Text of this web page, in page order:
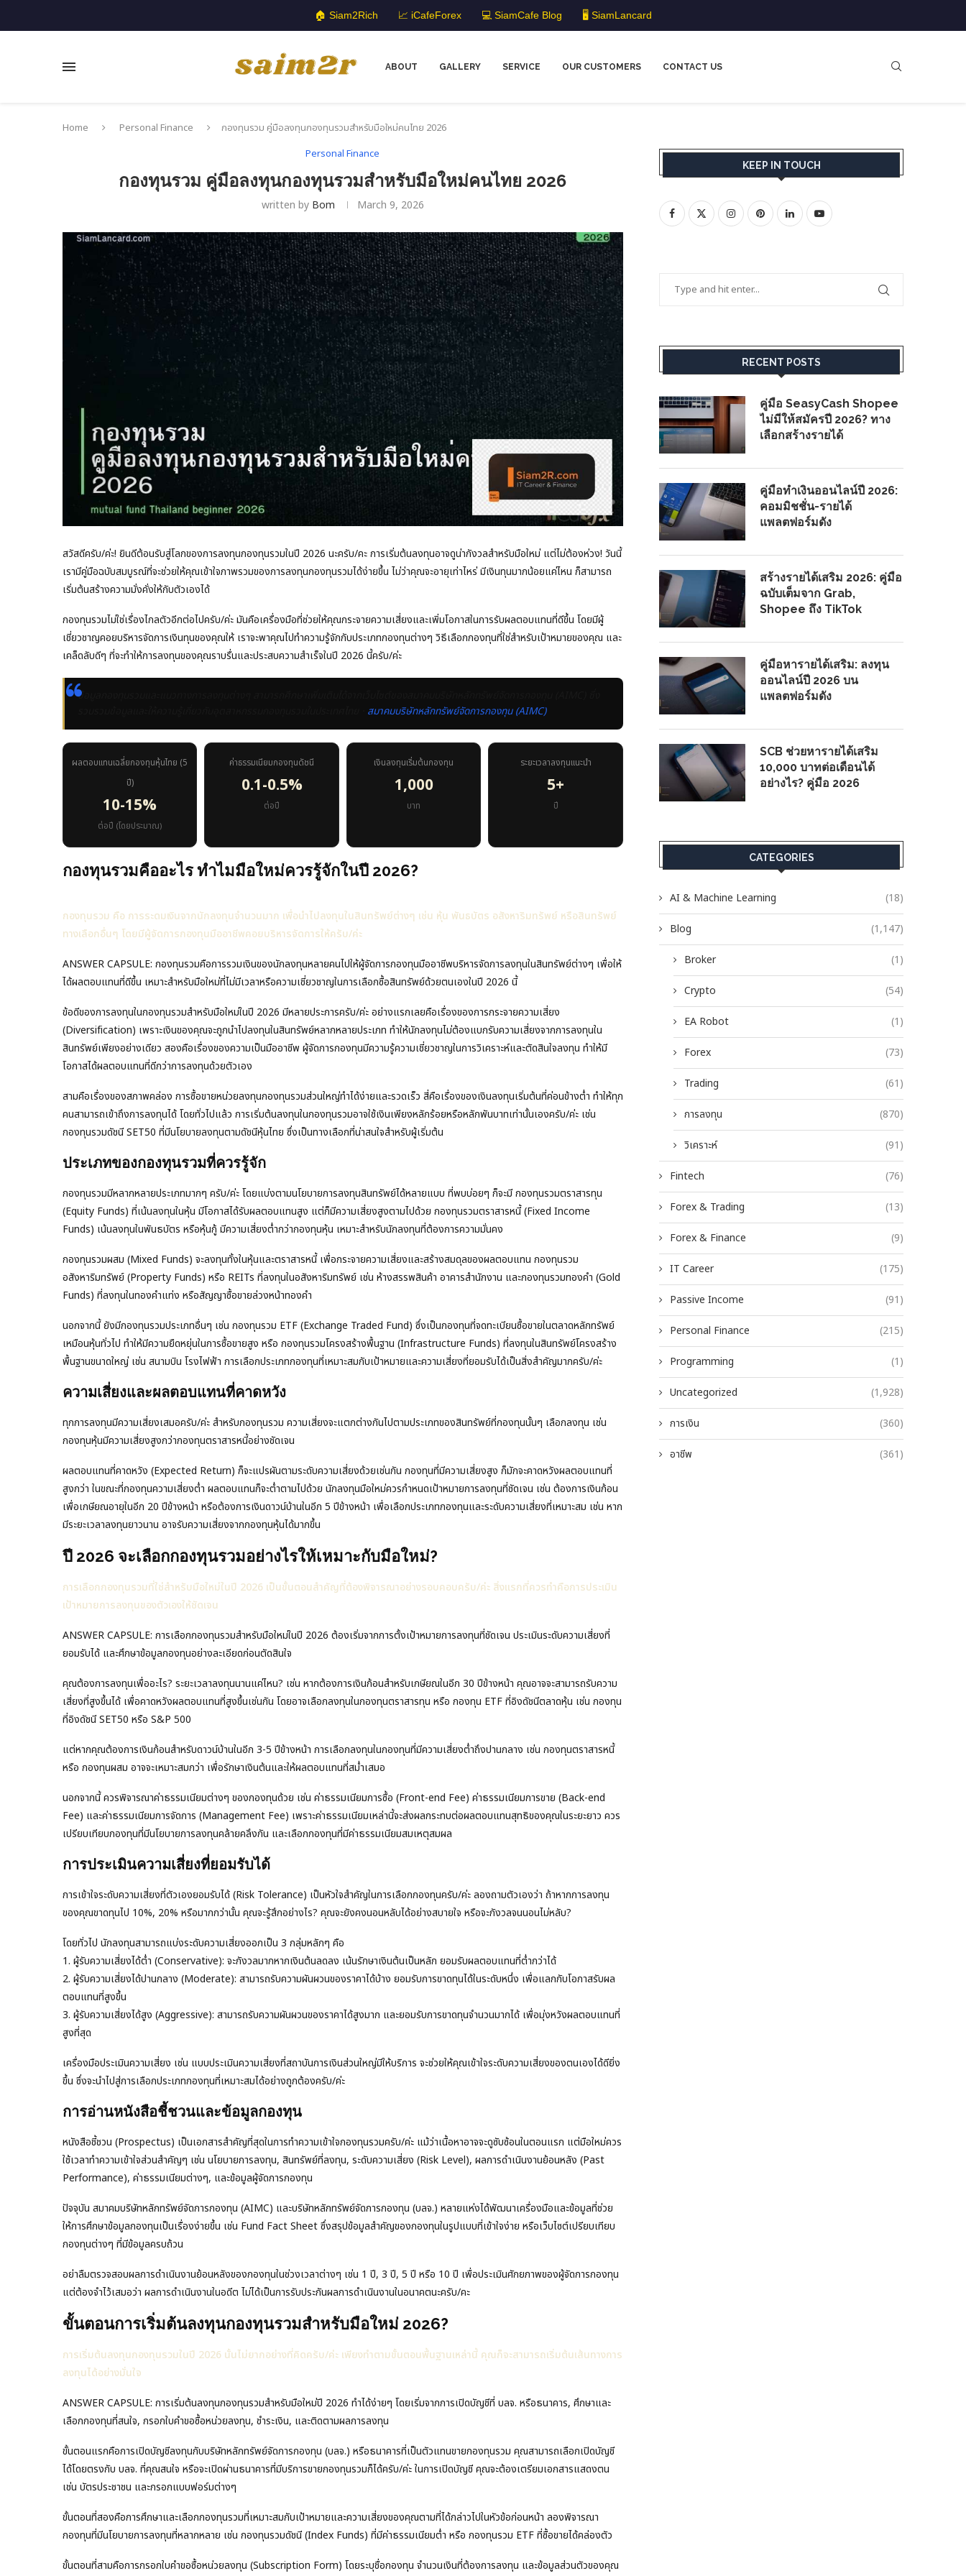
🏠 Siam2Rich 📈 iCafeForex 💻 SiamCafe Blog 🖥️ SiamLancard
ABOUT GALLERY SERVICE OUR CUSTOMERS CONTACT US
Home Personal Finance
กองทุนรวม คู่มือลงทุนกองทุนรวมสำหรับมือใหม่คนไทย 2026
Personal Finance
กองทุนรวม คู่มือลงทุนกองทุนรวมสำหรับมือใหม่คนไทย 2026
written by Bom March 9, 2026
สวัสดีครับ/ค่ะ! ยินดีต้อนรับสู่โลกของการลงทุนกองทุนรวมในปี 2026 นะครับ/คะ การเริ่มต้นลงทุนอาจดูน่ากังวลสำหรับมือใหม่ แต่ไม่ต้องห่วง! วันนี้
เรามีคู่มือฉบับสมบูรณ์ที่จะช่วยให้คุณเข้าใจภาพรวมของการลงทุนกองทุนรวมได้ง่ายขึ้น ไม่ว่าคุณจะอายุเท่าไหร่ มีเงินทุนมากน้อยแค่ไหน ก็สามารถ
เริ่มต้นสร้างความมั่งคั่งให้กับตัวเองได้
กองทุนรวมไม่ใช่เรื่องไกลตัวอีกต่อไปครับ/ค่ะ มันคือเครื่องมือที่ช่วยให้คุณกระจายความเสี่ยงและเพิ่มโอกาสในการรับผลตอบแทนที่ดีขึ้น โดยมีผู้
เชี่ยวชาญคอยบริหารจัดการเงินทุนของคุณให้ เราจะพาคุณไปทำความรู้จักกับประเภทกองทุนต่างๆ วิธีเลือกกองทุนที่ใช่สำหรับเป้าหมายของคุณ และ
เคล็ดลับดีๆ ที่จะทำให้การลงทุนของคุณราบรื่นและประสบความสำเร็จในปี 2026 นี้ครับ/ค่ะ
ข้อมูลกองทุนรวมและแนวทางการลงทุนต่างๆ สามารถศึกษาเพิ่มเติมได้จากเว็บไซต์ของสมาคมบริษัทหลักทรัพย์จัดการกองทุน (AIMC) ซึ่ง
สมาคมบริษัทหลักทรัพย์จัดการกองทุน (AIMC)
ผลตอบแทนเฉลี่ยกองทุนหุ้นไทย (5
ปี)
10-15%
ต่อปี (โดยประมาณ)
ค่าธรรมเนียมกองทุนดัชนี
0.1-0.5%
ต่อปี
เงินลงทุนเริ่มต้นกองทุน
1,000
บาท
ระยะเวลาลงทุนแนะนำ
5+
ปี
กองทุนรวมคืออะไร ทำไมมือใหม่ควรรู้จักในปี 2026?
กองทุนรวม คือ การระดมเงินจากนักลงทุนจำนวนมาก เพื่อนำไปลงทุนในสินทรัพย์ต่างๆ เช่น หุ้น พันธบัตร อสังหาริมทรัพย์ หรือสินทรัพย์
ทางเลือกอื่นๆ โดยมีผู้จัดการกองทุนมืออาชีพคอยบริหารจัดการให้ครับ/ค่ะ
ANSWER CAPSULE: กองทุนรวมคือการรวมเงินของนักลงทุนหลายคนไปให้ผู้จัดการกองทุนมืออาชีพบริหารจัดการลงทุนในสินทรัพย์ต่างๆ เพื่อให้
ได้ผลตอบแทนที่ดีขึ้น เหมาะสำหรับมือใหม่ที่ไม่มีเวลาหรือความเชี่ยวชาญในการเลือกซื้อสินทรัพย์ด้วยตนเองในปี 2026 นี้
ข้อดีของการลงทุนในกองทุนรวมสำหรับมือใหม่ในปี 2026 มีหลายประการครับ/ค่ะ อย่างแรกเลยคือเรื่องของการกระจายความเสี่ยง
(Diversification) เพราะเงินของคุณจะถูกนำไปลงทุนในสินทรัพย์หลากหลายประเภท ทำให้นักลงทุนไม่ต้องแบกรับความเสี่ยงจากการลงทุนใน
สินทรัพย์เพียงอย่างเดียว สองคือเรื่องของความเป็นมืออาชีพ ผู้จัดการกองทุนมีความรู้ความเชี่ยวชาญในการวิเคราะห์และตัดสินใจลงทุน ทำให้มี
โอกาสได้ผลตอบแทนที่ดีกว่าการลงทุนด้วยตัวเอง
สามคือเรื่องของสภาพคล่อง การซื้อขายหน่วยลงทุนกองทุนรวมส่วนใหญ่ทำได้ง่ายและรวดเร็ว สี่คือเรื่องของเงินลงทุนเริ่มต้นที่ค่อนข้างต่ำ ทำให้ทุก
คนสามารถเข้าถึงการลงทุนได้ โดยทั่วไปแล้ว การเริ่มต้นลงทุนในกองทุนรวมอาจใช้เงินเพียงหลักร้อยหรือหลักพันบาทเท่านั้นเองครับ/ค่ะ เช่น
กองทุนรวมดัชนี SET50 ที่มีนโยบายลงทุนตามดัชนีหุ้นไทย ซึ่งเป็นทางเลือกที่น่าสนใจสำหรับผู้เริ่มต้น
ประเภทของกองทุนรวมที่ควรรู้จัก
กองทุนรวมมีหลากหลายประเภทมากๆ ครับ/ค่ะ โดยแบ่งตามนโยบายการลงทุนสินทรัพย์ได้หลายแบบ ที่พบบ่อยๆ ก็จะมี กองทุนรวมตราสารทุน
(Equity Funds) ที่เน้นลงทุนในหุ้น มีโอกาสได้รับผลตอบแทนสูง แต่ก็มีความเสี่ยงสูงตามไปด้วย กองทุนรวมตราสารหนี้ (Fixed Income
Funds) เน้นลงทุนในพันธบัตร หรือหุ้นกู้ มีความเสี่ยงต่ำกว่ากองทุนหุ้น เหมาะสำหรับนักลงทุนที่ต้องการความมั่นคง
กองทุนรวมผสม (Mixed Funds) จะลงทุนทั้งในหุ้นและตราสารหนี้ เพื่อกระจายความเสี่ยงและสร้างสมดุลของผลตอบแทน กองทุนรวม
อสังหาริมทรัพย์ (Property Funds) หรือ REITs ที่ลงทุนในอสังหาริมทรัพย์ เช่น ห้างสรรพสินค้า อาคารสำนักงาน และกองทุนรวมทองคำ (Gold
Funds) ที่ลงทุนในทองคำแท่ง หรือสัญญาซื้อขายล่วงหน้าทองคำ
นอกจากนี้ ยังมีกองทุนรวมประเภทอื่นๆ เช่น กองทุนรวม ETF (Exchange Traded Fund) ซึ่งเป็นกองทุนที่จดทะเบียนซื้อขายในตลาดหลักทรัพย์
เหมือนหุ้นทั่วไป ทำให้มีความยืดหยุ่นในการซื้อขายสูง หรือ กองทุนรวมโครงสร้างพื้นฐาน (Infrastructure Funds) ที่ลงทุนในสินทรัพย์โครงสร้าง
พื้นฐานขนาดใหญ่ เช่น สนามบิน โรงไฟฟ้า การเลือกประเภทกองทุนที่เหมาะสมกับเป้าหมายและความเสี่ยงที่ยอมรับได้เป็นสิ่งสำคัญมากครับ/ค่ะ
ความเสี่ยงและผลตอบแทนที่คาดหวัง
ทุกการลงทุนมีความเสี่ยงเสมอครับ/ค่ะ สำหรับกองทุนรวม ความเสี่ยงจะแตกต่างกันไปตามประเภทของสินทรัพย์ที่กองทุนนั้นๆ เลือกลงทุน เช่น
กองทุนหุ้นมีความเสี่ยงสูงกว่ากองทุนตราสารหนี้อย่างชัดเจน
ผลตอบแทนที่คาดหวัง (Expected Return) ก็จะแปรผันตามระดับความเสี่ยงด้วยเช่นกัน กองทุนที่มีความเสี่ยงสูง ก็มักจะคาดหวังผลตอบแทนที่
สูงกว่า ในขณะที่กองทุนความเสี่ยงต่ำ ผลตอบแทนก็จะต่ำตามไปด้วย นักลงทุนมือใหม่ควรกำหนดเป้าหมายการลงทุนที่ชัดเจน เช่น ต้องการเงินก้อน
เพื่อเกษียณอายุในอีก 20 ปีข้างหน้า หรือต้องการเงินดาวน์บ้านในอีก 5 ปีข้างหน้า เพื่อเลือกประเภทกองทุนและระดับความเสี่ยงที่เหมาะสม เช่น หาก
มีระยะเวลาลงทุนยาวนาน อาจรับความเสี่ยงจากกองทุนหุ้นได้มากขึ้น
ปี 2026 จะเลือกกองทุนรวมอย่างไรให้เหมาะกับมือใหม่?
การเลือกกองทุนรวมที่ใช่สำหรับมือใหม่ในปี 2026 เป็นขั้นตอนสำคัญที่ต้องพิจารณาอย่างรอบคอบครับ/ค่ะ สิ่งแรกที่ควรทำคือการประเมิน
เป้าหมายการลงทุนของตัวเองให้ชัดเจน
ANSWER CAPSULE: การเลือกกองทุนรวมสำหรับมือใหม่ในปี 2026 ต้องเริ่มจากการตั้งเป้าหมายการลงทุนที่ชัดเจน ประเมินระดับความเสี่ยงที่
ยอมรับได้ และศึกษาข้อมูลกองทุนอย่างละเอียดก่อนตัดสินใจ
คุณต้องการลงทุนเพื่ออะไร? ระยะเวลาลงทุนนานแค่ไหน? เช่น หากต้องการเงินก้อนสำหรับเกษียณในอีก 30 ปีข้างหน้า คุณอาจจะสามารถรับความ
เสี่ยงที่สูงขึ้นได้ เพื่อคาดหวังผลตอบแทนที่สูงขึ้นเช่นกัน โดยอาจเลือกลงทุนในกองทุนตราสารทุน หรือ กองทุน ETF ที่อิงดัชนีตลาดหุ้น เช่น กองทุน
ที่อิงดัชนี SET50 หรือ S&P 500
แต่หากคุณต้องการเงินก้อนสำหรับดาวน์บ้านในอีก 3-5 ปีข้างหน้า การเลือกลงทุนในกองทุนที่มีความเสี่ยงต่ำถึงปานกลาง เช่น กองทุนตราสารหนี้
หรือ กองทุนผสม อาจจะเหมาะสมกว่า เพื่อรักษาเงินต้นและให้ผลตอบแทนที่สม่ำเสมอ
นอกจากนี้ ควรพิจารณาค่าธรรมเนียมต่างๆ ของกองทุนด้วย เช่น ค่าธรรมเนียมการซื้อ (Front-end Fee) ค่าธรรมเนียมการขาย (Back-end
Fee) และค่าธรรมเนียมการจัดการ (Management Fee) เพราะค่าธรรมเนียมเหล่านี้จะส่งผลกระทบต่อผลตอบแทนสุทธิของคุณในระยะยาว ควร
เปรียบเทียบกองทุนที่มีนโยบายการลงทุนคล้ายคลึงกัน และเลือกกองทุนที่มีค่าธรรมเนียมสมเหตุสมผล
การประเมินความเสี่ยงที่ยอมรับได้
การเข้าใจระดับความเสี่ยงที่ตัวเองยอมรับได้ (Risk Tolerance) เป็นหัวใจสำคัญในการเลือกกองทุนครับ/ค่ะ ลองถามตัวเองว่า ถ้าหากการลงทุน
ของคุณขาดทุนไป 10%, 20% หรือมากกว่านั้น คุณจะรู้สึกอย่างไร? คุณจะยังคงนอนหลับได้อย่างสบายใจ หรือจะกังวลจนนอนไม่หลับ?
โดยทั่วไป นักลงทุนสามารถแบ่งระดับความเสี่ยงออกเป็น 3 กลุ่มหลักๆ คือ
1. ผู้รับความเสี่ยงได้ต่ำ (Conservative): จะกังวลมากหากเงินต้นลดลง เน้นรักษาเงินต้นเป็นหลัก ยอมรับผลตอบแทนที่ต่ำกว่าได้
2. ผู้รับความเสี่ยงได้ปานกลาง (Moderate): สามารถรับความผันผวนของราคาได้บ้าง ยอมรับการขาดทุนได้ในระดับหนึ่ง เพื่อแลกกับโอกาสรับผล
ตอบแทนที่สูงขึ้น
3. ผู้รับความเสี่ยงได้สูง (Aggressive): สามารถรับความผันผวนของราคาได้สูงมาก และยอมรับการขาดทุนจำนวนมากได้ เพื่อมุ่งหวังผลตอบแทนที่
สูงที่สุด
เครื่องมือประเมินความเสี่ยง เช่น แบบประเมินความเสี่ยงที่สถาบันการเงินส่วนใหญ่มีให้บริการ จะช่วยให้คุณเข้าใจระดับความเสี่ยงของตนเองได้ดียิ่ง
ขึ้น ซึ่งจะนำไปสู่การเลือกประเภทกองทุนที่เหมาะสมได้อย่างถูกต้องครับ/ค่ะ
การอ่านหนังสือชี้ชวนและข้อมูลกองทุน
หนังสือชี้ชวน (Prospectus) เป็นเอกสารสำคัญที่สุดในการทำความเข้าใจกองทุนรวมครับ/ค่ะ แม้ว่าเนื้อหาอาจจะดูซับซ้อนในตอนแรก แต่มือใหม่ควร
ใช้เวลาทำความเข้าใจส่วนสำคัญๆ เช่น นโยบายการลงทุน, สินทรัพย์ที่ลงทุน, ระดับความเสี่ยง (Risk Level), ผลการดำเนินงานย้อนหลัง (Past
Performance), ค่าธรรมเนียมต่างๆ, และข้อมูลผู้จัดการกองทุน
ปัจจุบัน สมาคมบริษัทหลักทรัพย์จัดการกองทุน (AIMC) และบริษัทหลักทรัพย์จัดการกองทุน (บลจ.) หลายแห่งได้พัฒนาเครื่องมือและข้อมูลที่ช่วย
ให้การศึกษาข้อมูลกองทุนเป็นเรื่องง่ายขึ้น เช่น Fund Fact Sheet ซึ่งสรุปข้อมูลสำคัญของกองทุนในรูปแบบที่เข้าใจง่าย หรือเว็บไซต์เปรียบเทียบ
กองทุนต่างๆ ที่มีข้อมูลครบถ้วน
อย่าลืมตรวจสอบผลการดำเนินงานย้อนหลังของกองทุนในช่วงเวลาต่างๆ เช่น 1 ปี, 3 ปี, 5 ปี หรือ 10 ปี เพื่อประเมินศักยภาพของผู้จัดการกองทุน
แต่ต้องจำไว้เสมอว่า ผลการดำเนินงานในอดีต ไม่ได้เป็นการรับประกันผลการดำเนินงานในอนาคตนะครับ/คะ
ขั้นตอนการเริ่มต้นลงทุนกองทุนรวมสำหรับมือใหม่ 2026?
การเริ่มต้นลงทุนกองทุนรวมในปี 2026 นั้นไม่ยากอย่างที่คิดครับ/ค่ะ เพียงทำตามขั้นตอนพื้นฐานเหล่านี้ คุณก็จะสามารถเริ่มต้นเส้นทางการ
ลงทุนได้อย่างมั่นใจ
ANSWER CAPSULE: การเริ่มต้นลงทุนกองทุนรวมสำหรับมือใหม่ปี 2026 ทำได้ง่ายๆ โดยเริ่มจากการเปิดบัญชีที่ บลจ. หรือธนาคาร, ศึกษาและ
เลือกกองทุนที่สนใจ, กรอกใบคำขอซื้อหน่วยลงทุน, ชำระเงิน, และติดตามผลการลงทุน
ขั้นตอนแรกคือการเปิดบัญชีลงทุนกับบริษัทหลักทรัพย์จัดการกองทุน (บลจ.) หรือธนาคารที่เป็นตัวแทนขายกองทุนรวม คุณสามารถเลือกเปิดบัญชี
ได้โดยตรงกับ บลจ. ที่คุณสนใจ หรือจะเปิดผ่านธนาคารที่มีบริการขายกองทุนรวมก็ได้ครับ/ค่ะ ในการเปิดบัญชี คุณจะต้องเตรียมเอกสารแสดงตน
เช่น บัตรประชาชน และกรอกแบบฟอร์มต่างๆ
ขั้นตอนที่สองคือการศึกษาและเลือกกองทุนรวมที่เหมาะสมกับเป้าหมายและความเสี่ยงของคุณตามที่ได้กล่าวไปในหัวข้อก่อนหน้า ลองพิจารณา
กองทุนที่มีนโยบายการลงทุนที่หลากหลาย เช่น กองทุนรวมดัชนี (Index Funds) ที่มีค่าธรรมเนียมต่ำ หรือ กองทุนรวม ETF ที่ซื้อขายได้คล่องตัว
ขั้นตอนที่สามคือการกรอกใบคำขอซื้อหน่วยลงทุน (Subscription Form) โดยระบุชื่อกองทุน จำนวนเงินที่ต้องการลงทุน และข้อมูลส่วนตัวของคุณ
KEEP IN TOUCH
RECENT POSTS
คู่มือ SeasyCash Shopee
ไม่มีให้สมัครปี 2026? ทาง
เลือกสร้างรายได้
คู่มือทำเงินออนไลน์ปี 2026:
คอมมิชชั่น-รายได้
แพลตฟอร์มดัง
สร้างรายได้เสริม 2026: คู่มือ
ฉบับเต็มจาก Grab,
Shopee ถึง TikTok
คู่มือหารายได้เสริม: ลงทุน
ออนไลน์ปี 2026 บน
แพลตฟอร์มดัง
SCB ช่วยหารายได้เสริม
10,000 บาทต่อเดือนได้
อย่างไร? คู่มือ 2026
CATEGORIES
AI & Machine Learning (18)
Blog (1,147)
Broker (1)
Crypto (54)
EA Robot (1)
Forex (73)
Trading (61)
การลงทุน (870)
วิเคราะห์ (91)
Fintech (76)
Forex & Trading (13)
Forex & Finance (9)
IT Career (175)
Passive Income (91)
Personal Finance (215)
Programming (1)
Uncategorized (1,928)
การเงิน (360)
อาชีพ (361)